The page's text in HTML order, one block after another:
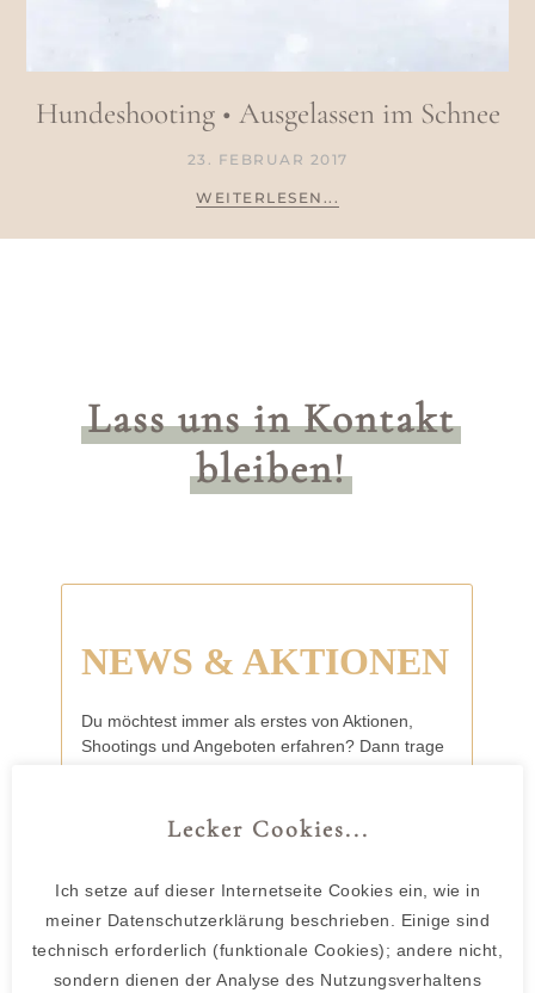
Hundeshooting • Ausgelassen im Schnee
23. FEBRUAR 2017
WEITERLESEN...
Lass uns in Kontakt
bleiben!
Lecker Cookies...
Ich setze auf dieser Internetseite Cookies ein, wie in
meiner Datenschutzerklärung beschrieben. Einige sind
technisch erforderlich (funktionale Cookies); andere nicht,
sondern dienen der Analyse des Nutzungsverhaltens